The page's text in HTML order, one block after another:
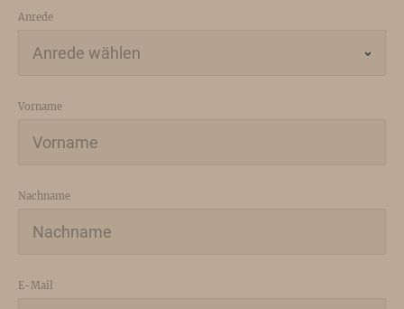
Anrede
Vorname
Nachname
E-Mail